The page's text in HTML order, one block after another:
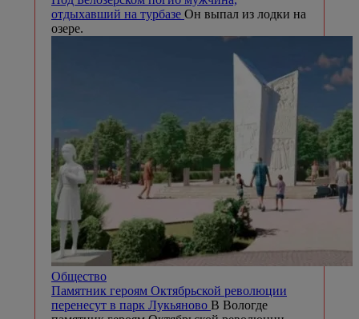
отдыхавший на турбазе Он выпал из лодки на
озере.
Общество
Памятник героям Октябрьской революции
перенесут в парк Лукьяново В Вологде